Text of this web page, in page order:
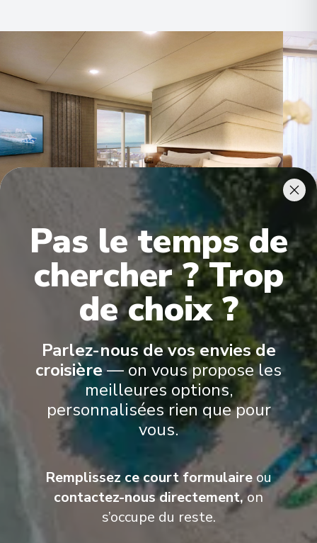
Sky Suite
Expériences à Bord
An extraordinary new cruise experience. Enchanted Princess℠,
the fifth in line of our Royal-class ships, shares all of their
spectacular style and luxury, and introduces new attractions all
her own.
Pas le temps de
chercher ? Trop
de choix ?
Parlez-nous de vos envies de
croisière — on vous propose les
meilleures options,
personnalisées rien que pour
vous.
Remplissez ce court formulaire ou
contactez-nous directement, on
s’occupe du reste.